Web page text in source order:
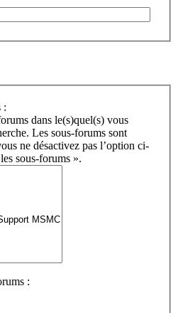
:
dans le(s)quel(s) vous
Les sous-forums sont
ne désactivez pas l’option ci-
sous-forums ».
: